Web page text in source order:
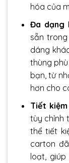
hóa của
Đa dạng
sẵn
dáng
thùng
bạn, từ
hơn cho
Tiết
tùy chỉnh
thể tiết
carton
loạt,